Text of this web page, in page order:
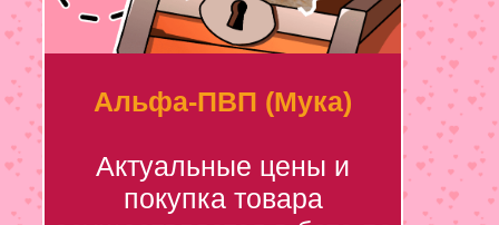
Альфа-ПВП (Мука)
Актуальные цены и
покупка товара